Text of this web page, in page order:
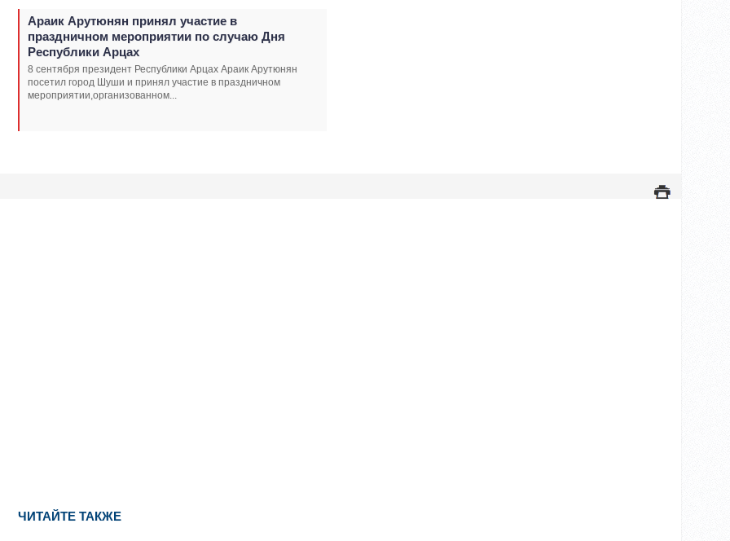
Араик Арутюнян принял участие в
праздничном мероприятии по случаю Дня
Республики Арцах
8 сентября президент Республики Арцах Араик Арутюнян
посетил город Шуши и принял участие в праздничном
мероприятии,организованном...
ЧИТАЙТЕ ТАКЖЕ